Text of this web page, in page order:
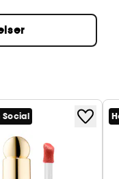
Social